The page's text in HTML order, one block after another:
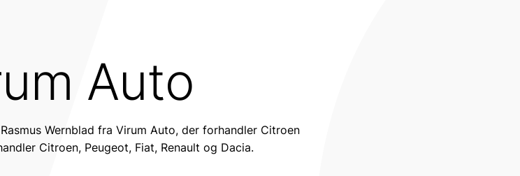
Auto
Wernblad fra Virum Auto, der forhandler Citroen
Citroen, Peugeot, Fiat, Renault og Dacia.